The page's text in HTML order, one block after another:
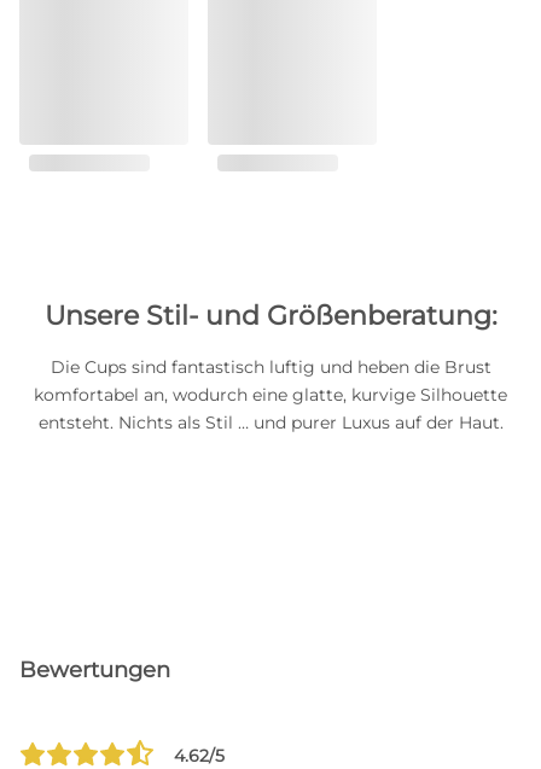
Unsere Stil- und Größenberatung:
Die Cups sind fantastisch luftig und heben die Brust
komfortabel an, wodurch eine glatte, kurvige Silhouette
entsteht. Nichts als Stil … und purer Luxus auf der Haut.
Bewertungen
4.62/5